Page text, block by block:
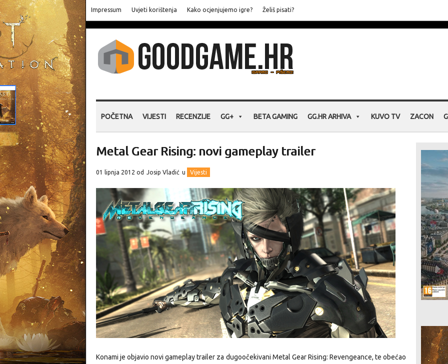
Impressum Uvjeti korištenja Kako ocjenjujemo igre? Želiš pisati?
POČETNA VIJESTI RECENZIJE GG+ BETA GAMING GG.HR ARHIVA KUVO TV ZACON
Metal Gear Rising: novi gameplay trailer
01 lipnja 2012 od Josip Vladić u Vijesti
Konami je objavio novi gameplay trailer za dugoočekivani Metal Gear Rising: Revengeance, te obećao